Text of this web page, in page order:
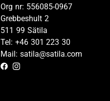
Org nr: 556085-0967
Grebbeshult 2
511 99 Sätila
Tel: +46 301 223 30
Mail: satila@satila.com